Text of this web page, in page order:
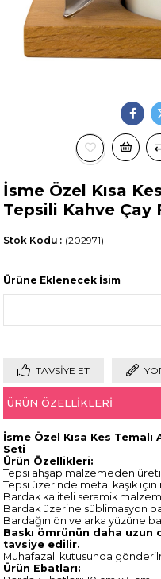
İsme Özel Kısa
Tepsili Kahve Çay
(202971)
Stok Kodu
Ürüne Eklenecek İsim
TAVSIYE ET
ÜRÜN ÖZELLIKLERI
İsme Özel Kısa Kes Temalı
Seti
Ürün Özellikleri:
Tepsi ahşap malzemeden
Tepsi üzerinde metal kaşık için
Bardak kaliteli seramik
Bardak üzerine süblimasyon
Bardağın ön ve arka yüzüne
Baskı ömrünün daha uzun
tavsiye edilir.
Muhafazalı kutusunda
Ürün Ebatları: